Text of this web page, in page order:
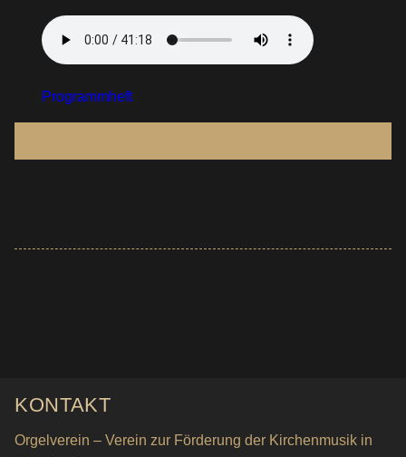
Programmheft
KONTAKT
Orgelverein – Verein zur Förderung der Kirchenmusik in